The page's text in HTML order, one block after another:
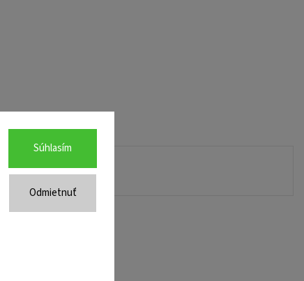
Odmietnuť
Súhlasím